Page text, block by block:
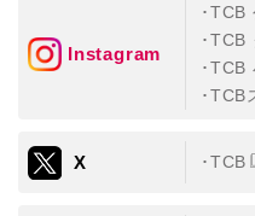
①TCBグループが患者様
・氏名、生年月日、メー
②TCBグループが各種サ
る情報
Instagram
TCB
TCB
TCB
TCB
X TCB